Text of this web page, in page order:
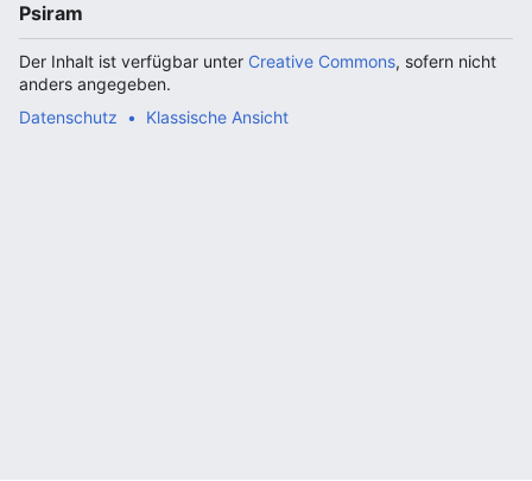
Psiram
Der Inhalt ist verfügbar unter Creative Commons, sofern nicht
anders angegeben.
Datenschutz
Klassische Ansicht